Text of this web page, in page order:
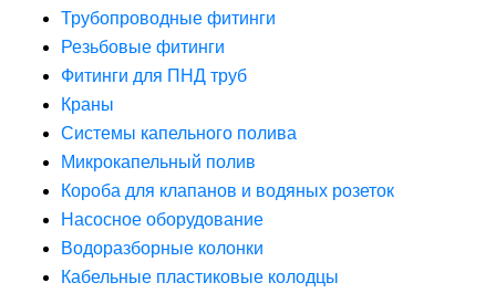
Трубопроводные фитинги
Резьбовые фитинги
Фитинги для ПНД труб
Краны
Системы капельного полива
Микрокапельный полив
Короба для клапанов и водяных розеток
Насосное оборудование
Водоразборные колонки
Кабельные пластиковые колодцы